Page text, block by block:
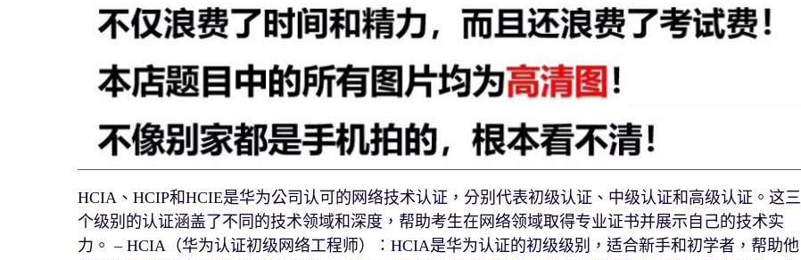
HCIA、HCIP和HCIE是华为公司认可的网络技术认证，分别代表初级认证、中级认证和高级认证。这三
个级别的认证涵盖了不同的技术领域和深度，帮助考生在网络领域取得专业证书并展示自己的技术实
力。 – HCIA（华为认证初级网络工程师）：HCIA是华为认证的初级级别，适合新手和初学者，帮助他